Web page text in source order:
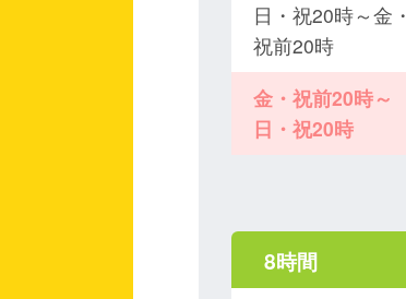
日・祝20時～金・
祝前20時
金・祝前20時～
日・祝20時
8時間